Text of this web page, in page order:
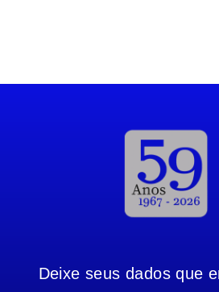
Deixe seus dados que